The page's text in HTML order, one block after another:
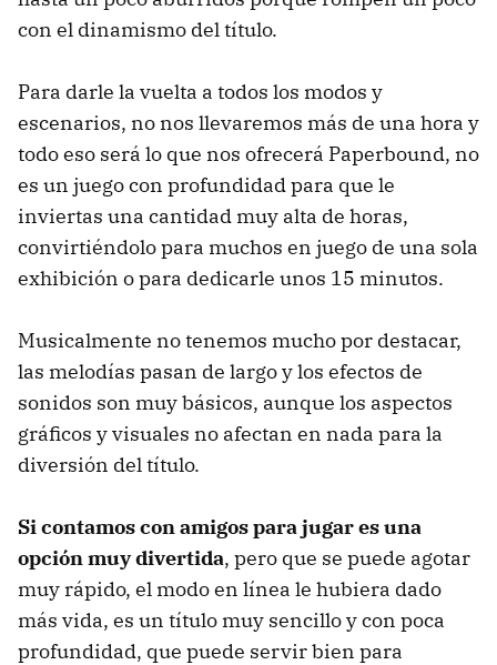
con el dinamismo del título.
Para darle la vuelta a todos los modos y
escenarios, no nos llevaremos más de una hora y
todo eso será lo que nos ofrecerá Paperbound, no
es un juego con profundidad para que le
inviertas una cantidad muy alta de horas,
convirtiéndolo para muchos en juego de una sola
exhibición o para dedicarle unos 15 minutos.
Musicalmente no tenemos mucho por destacar,
las melodías pasan de largo y los efectos de
sonidos son muy básicos, aunque los aspectos
gráficos y visuales no afectan en nada para la
diversión del título.
Si contamos con amigos para jugar es una
opción muy divertida, pero que se puede agotar
muy rápido, el modo en línea le hubiera dado
más vida, es un título muy sencillo y con poca
profundidad, que puede servir bien para